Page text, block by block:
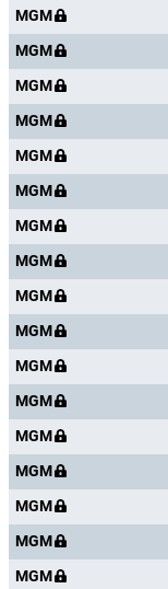
MGM
MGM
MGM
MGM
MGM
MGM
MGM
MGM
MGM
MGM
MGM
MGM
MGM
MGM
MGM
MGM
MGM